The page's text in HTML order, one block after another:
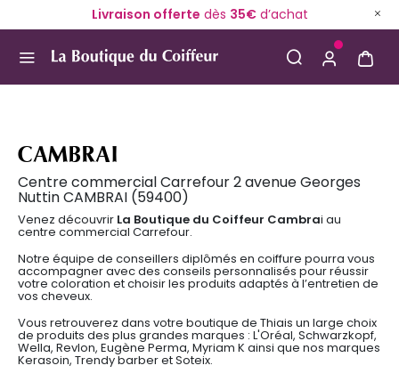
Livraison offerte dès 35€d’achat
CAMBRAI
Centre commercial Carrefour 2 avenue Georges
Nuttin CAMBRAI (59400)
Venez découvrir La Boutique du Coiffeur Cambrai au
centre commercial Carrefour.
Notre équipe de conseillers diplômés en coiffure pourra vous
accompagner avec des conseils personnalisés pour réussir
votre coloration et choisir les produits adaptés à l’entretien de
vos cheveux.
Vous retrouverez dans votre boutique de Thiais un large choix
de produits des plus grandes marques : L'Oréal, Schwarzkopf,
Wella, Revlon, Eugène Perma, Myriam K ainsi que nos marques
Kerasoin, Trendy barber et Soteix.